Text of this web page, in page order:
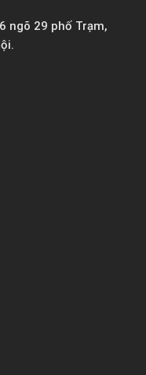
ngõ 29 phố Trạm,